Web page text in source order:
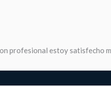
profesional estoy satisfecho